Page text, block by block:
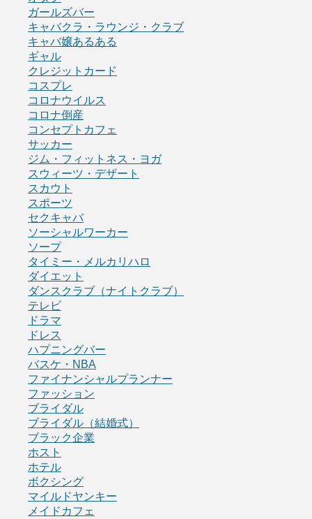
ガールズバー
キャバクラ・ラウンジ・クラブ
キャバ嬢あるある
ギャル
クレジットカード
コスプレ
コロナウイルス
コロナ倒産
コンセプトカフェ
サッカー
ジム・フィットネス・ヨガ
スウィーツ・デザート
スカウト
スポーツ
セクキャバ
ソーシャルワーカー
ソープ
タイミー・メルカリハロ
ダイエット
ダンスクラブ（ナイトクラブ）
テレビ
ドラマ
ドレス
ハプニングバー
バスケ・NBA
ファイナンシャルプランナー
ファッション
ブライダル
ブライダル（結婚式）
ブラック企業
ホスト
ホテル
ボクシング
マイルドヤンキー
メイドカフェ